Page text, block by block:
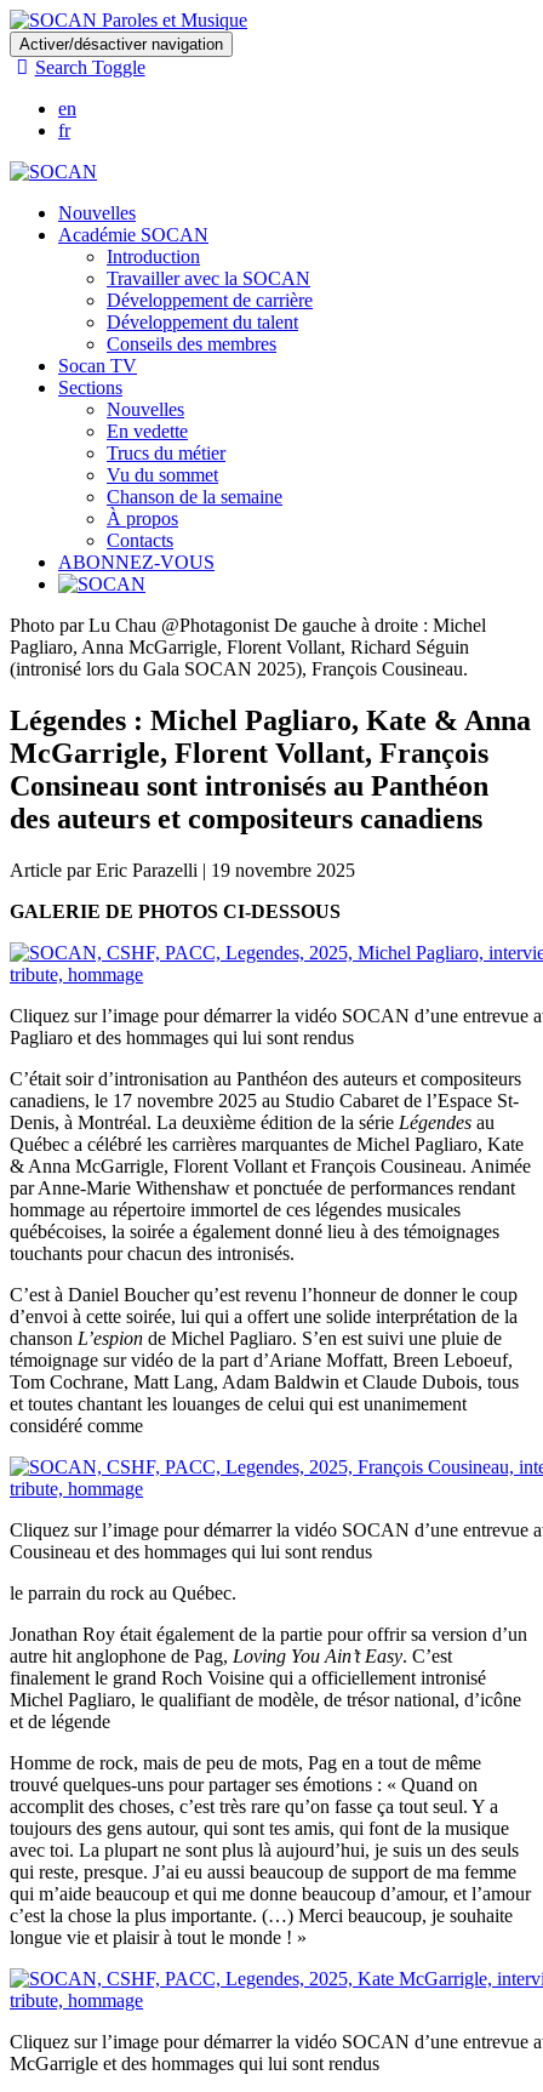
Skip
to
main
content
Activer/désactiver navigation
Search Toggle
en
fr
Nouvelles
Académie SOCAN
Introduction
Travailler avec la SOCAN
Développement de carrière
Développement du talent
Conseils des membres
Socan TV
Sections
Nouvelles
En vedette
Trucs du métier
Vu du sommet
Chanson de la semaine
À propos
Contacts
ABONNEZ-VOUS
Photo par Lu Chau @Photagonist De gauche à droite : Michel
Pagliaro, Anna McGarrigle, Florent Vollant, Richard Séguin
(intronisé lors du Gala SOCAN 2025), François Cousineau.
Légendes : Michel Pagliaro, Kate & Anna
McGarrigle, Florent Vollant, François
Consineau sont intronisés au Panthéon
des auteurs et compositeurs canadiens
Article par Eric Parazelli | 19 novembre 2025
GALERIE DE PHOTOS CI-DESSOUS
Cliquez sur l’image pour démarrer la vidéo SOCAN d’une entrevue
Pagliaro et des hommages qui lui sont rendus
C’était soir d’intronisation au Panthéon des auteurs et compositeurs
canadiens, le 17 novembre 2025 au Studio Cabaret de l’Espace St-
Denis, à Montréal. La deuxième édition de la série Légendes au
Québec a célébré les carrières marquantes de Michel Pagliaro, Kate
& Anna McGarrigle, Florent Vollant et François Cousineau. Animée
par Anne-Marie Withenshaw et ponctuée de performances rendant
hommage au répertoire immortel de ces légendes musicales
québécoises, la soirée a également donné lieu à des témoignages
touchants pour chacun des intronisés.
C’est à Daniel Boucher qu’est revenu l’honneur de donner le coup
d’envoi à cette soirée, lui qui a offert une solide interprétation de la
chanson L’espion de Michel Pagliaro. S’en est suivi une pluie de
témoignage sur vidéo de la part d’Ariane Moffatt, Breen Leboeuf,
Tom Cochrane, Matt Lang, Adam Baldwin et Claude Dubois, tous
et toutes chantant les louanges de celui qui est unanimement
considéré comme
Cliquez sur l’image pour démarrer la vidéo SOCAN d’une entrevue
Cousineau et des hommages qui lui sont rendus
le parrain du rock au Québec.
Jonathan Roy était également de la partie pour offrir sa version d’un
autre hit anglophone de Pag, Loving You Ain’t Easy. C’est
finalement le grand Roch Voisine qui a officiellement intronisé
Michel Pagliaro, le qualifiant de modèle, de trésor national, d’icône
et de légende
Homme de rock, mais de peu de mots, Pag en a tout de même
trouvé quelques-uns pour partager ses émotions : « Quand on
accomplit des choses, c’est très rare qu’on fasse ça tout seul. Y a
toujours des gens autour, qui sont tes amis, qui font de la musique
avec toi. La plupart ne sont plus là aujourd’hui, je suis un des seuls
qui reste, presque. J’ai eu aussi beaucoup de support de ma femme
qui m’aide beaucoup et qui me donne beaucoup d’amour, et l’amour
c’est la chose la plus importante. (…) Merci beaucoup, je souhaite
longue vie et plaisir à tout le monde ! »
Cliquez sur l’image pour démarrer la vidéo SOCAN d’une entrevue
McGarrigle et des hommages qui lui sont rendus